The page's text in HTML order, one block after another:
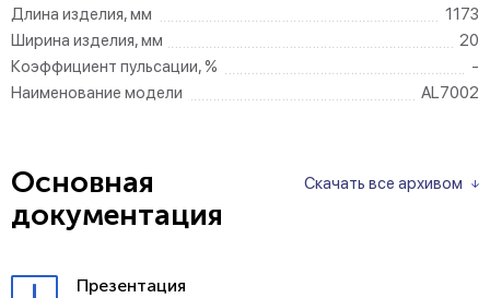
Длина изделия, мм
1173
Ширина изделия, мм
20
Коэффициент пульсации, %
-
Наименование модели
AL7002
Скачать все архивом
Основная
документация
Презентация